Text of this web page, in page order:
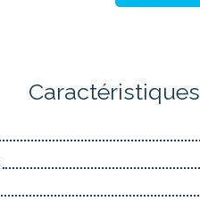
Caractéristiques